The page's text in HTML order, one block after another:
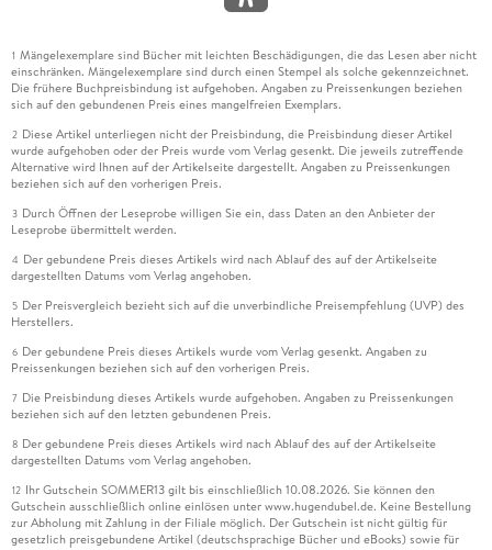
1 Mängelexemplare sind Bücher mit leichten Beschädigungen, die das Lesen aber nicht
einschränken. Mängelexemplare sind durch einen Stempel als solche gekennzeichnet.
Die frühere Buchpreisbindung ist aufgehoben. Angaben zu Preissenkungen beziehen
sich auf den gebundenen Preis eines mangelfreien Exemplars.
2 Diese Artikel unterliegen nicht der Preisbindung, die Preisbindung dieser Artikel
wurde aufgehoben oder der Preis wurde vom Verlag gesenkt. Die jeweils zutreffende
Alternative wird Ihnen auf der Artikelseite dargestellt. Angaben zu Preissenkungen
beziehen sich auf den vorherigen Preis.
3 Durch Öffnen der Leseprobe willigen Sie ein, dass Daten an den Anbieter der
Leseprobe übermittelt werden.
4 Der gebundene Preis dieses Artikels wird nach Ablauf des auf der Artikelseite
dargestellten Datums vom Verlag angehoben.
5 Der Preisvergleich bezieht sich auf die unverbindliche Preisempfehlung (UVP) des
Herstellers.
6 Der gebundene Preis dieses Artikels wurde vom Verlag gesenkt. Angaben zu
Preissenkungen beziehen sich auf den vorherigen Preis.
7 Die Preisbindung dieses Artikels wurde aufgehoben. Angaben zu Preissenkungen
beziehen sich auf den letzten gebundenen Preis.
8 Der gebundene Preis dieses Artikels wird nach Ablauf des auf der Artikelseite
dargestellten Datums vom Verlag angehoben.
12 Ihr Gutschein SOMMER13 gilt bis einschließlich 10.08.2026. Sie können den
Gutschein ausschließlich online einlösen unter www.hugendubel.de. Keine Bestellung
zur Abholung mit Zahlung in der Filiale möglich. Der Gutschein ist nicht gültig für
gesetzlich preisgebundene Artikel (deutschsprachige Bücher und eBooks) sowie für